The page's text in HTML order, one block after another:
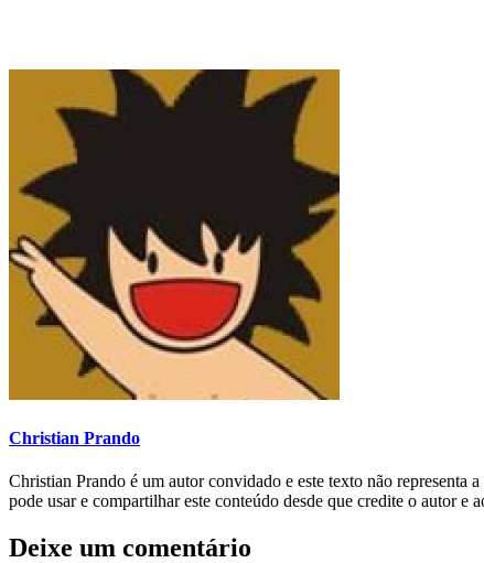
Christian Prando
Christian Prando é um autor convidado e este texto não representa
pode usar e compartilhar este conteúdo desde que credite o autor e
Deixe um comentário